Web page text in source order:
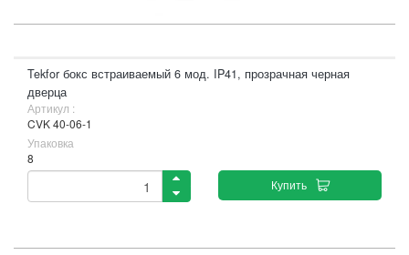
Tekfor бокс встраиваемый 6 мод. IP41, прозрачная черная
дверца
Артикул :
CVK 40-06-1
Упаковка
8
Купить